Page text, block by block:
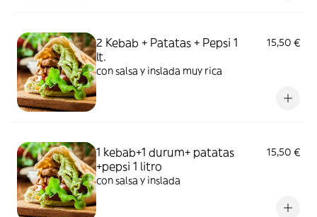
2 Kebab + Patatas + Pepsi 1
lt.
15,50 €
con salsa y inslada muy rica
1 kebab+1 durum+ patatas
+pepsi 1 litro
15,50 €
con salsa y inslada